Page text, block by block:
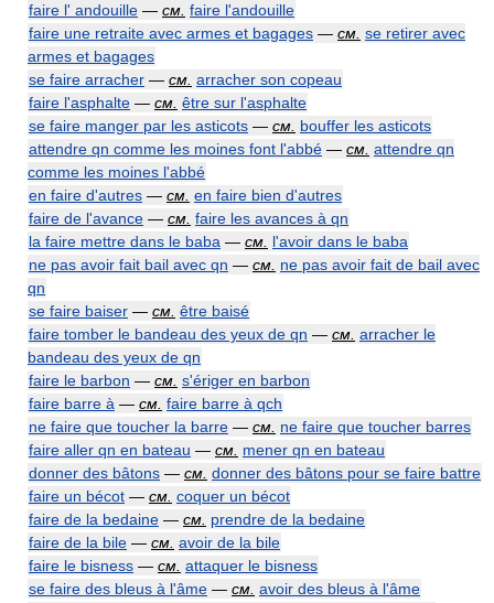
faire l' andouille — см. faire l'andouille
faire une retraite avec armes et bagages — см. se retirer avec
armes et bagages
se faire arracher — см. arracher son copeau
faire l'asphalte — см. être sur l'asphalte
se faire manger par les asticots — см. bouffer les asticots
attendre qn comme les moines font l'abbé — см. attendre qn
comme les moines l'abbé
en faire d'autres — см. en faire bien d'autres
faire de l'avance — см. faire les avances à qn
la faire mettre dans le baba — см. l'avoir dans le baba
ne pas avoir fait bail avec qn — см. ne pas avoir fait de bail avec
qn
se faire baiser — см. être baisé
faire tomber le bandeau des yeux de qn — см. arracher le
bandeau des yeux de qn
faire le barbon — см. s'ériger en barbon
faire barre à — см. faire barre à qch
ne faire que toucher la barre — см. ne faire que toucher barres
faire aller qn en bateau — см. mener qn en bateau
donner des bâtons — см. donner des bâtons pour se faire battre
faire un bécot — см. coquer un bécot
faire de la bedaine — см. prendre de la bedaine
faire de la bile — см. avoir de la bile
faire le bisness — см. attaquer le bisness
se faire des bleus à l'âme — см. avoir des bleus à l'âme